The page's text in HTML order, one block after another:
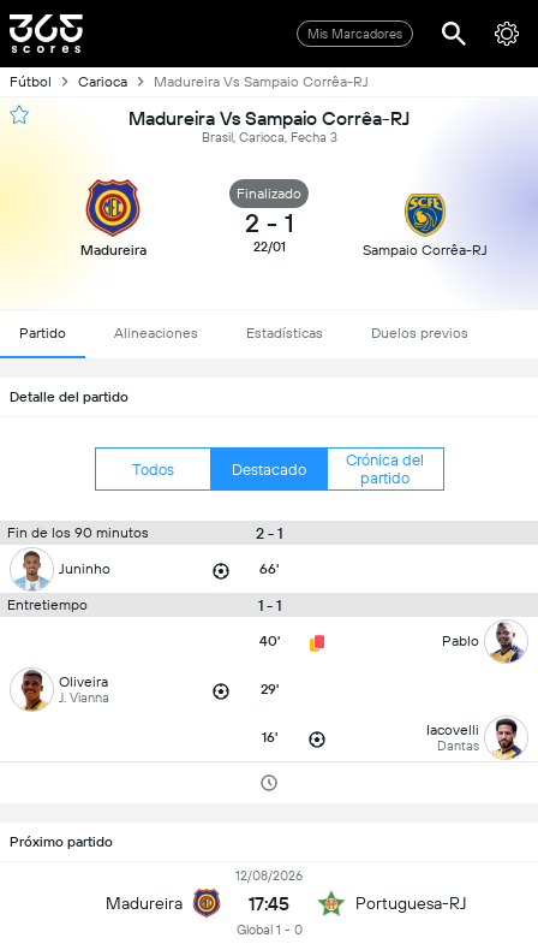
Mis Marcadores
Fútbol Carioca Madureira Vs Sampaio Corrêa-RJ
Madureira Vs Sampaio Corrêa-RJ
Brasil, Carioca, Fecha 3
Madureira
Finalizado
2 - 1
22/01 Sampaio Corrêa-RJ
Partido Alineaciones Estadísticas Duelos previos
Detalle del partido
Todos Destacado
Crónica del
partido
Fin de los 90 minutos 2 - 1
Juninho 66'
Entretiempo 1 - 1
40' Pablo
Oliveira
J. Vianna 29'
16' Iacovelli
Dantas
Próximo partido
Madureira
12/08/2026
17:45
Global 1 - 0
Portuguesa-RJ